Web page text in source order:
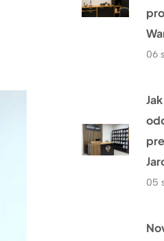
06
05